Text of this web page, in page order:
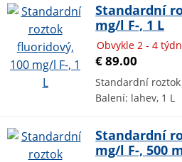
Standardní
mg/l F-, 1 L
Obvykle 2 - 4
€ 89.00
Standardní
Balení: lahev, 1 L
Standardní
mg/l F-, 500